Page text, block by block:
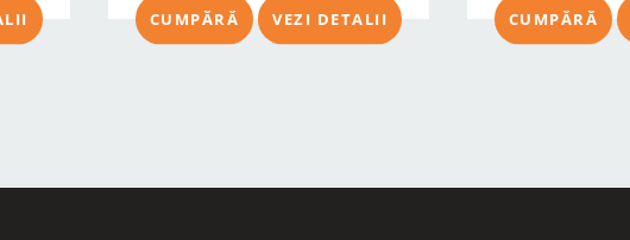
CUMPĂRĂ VEZI DETALII CUMPĂRĂ